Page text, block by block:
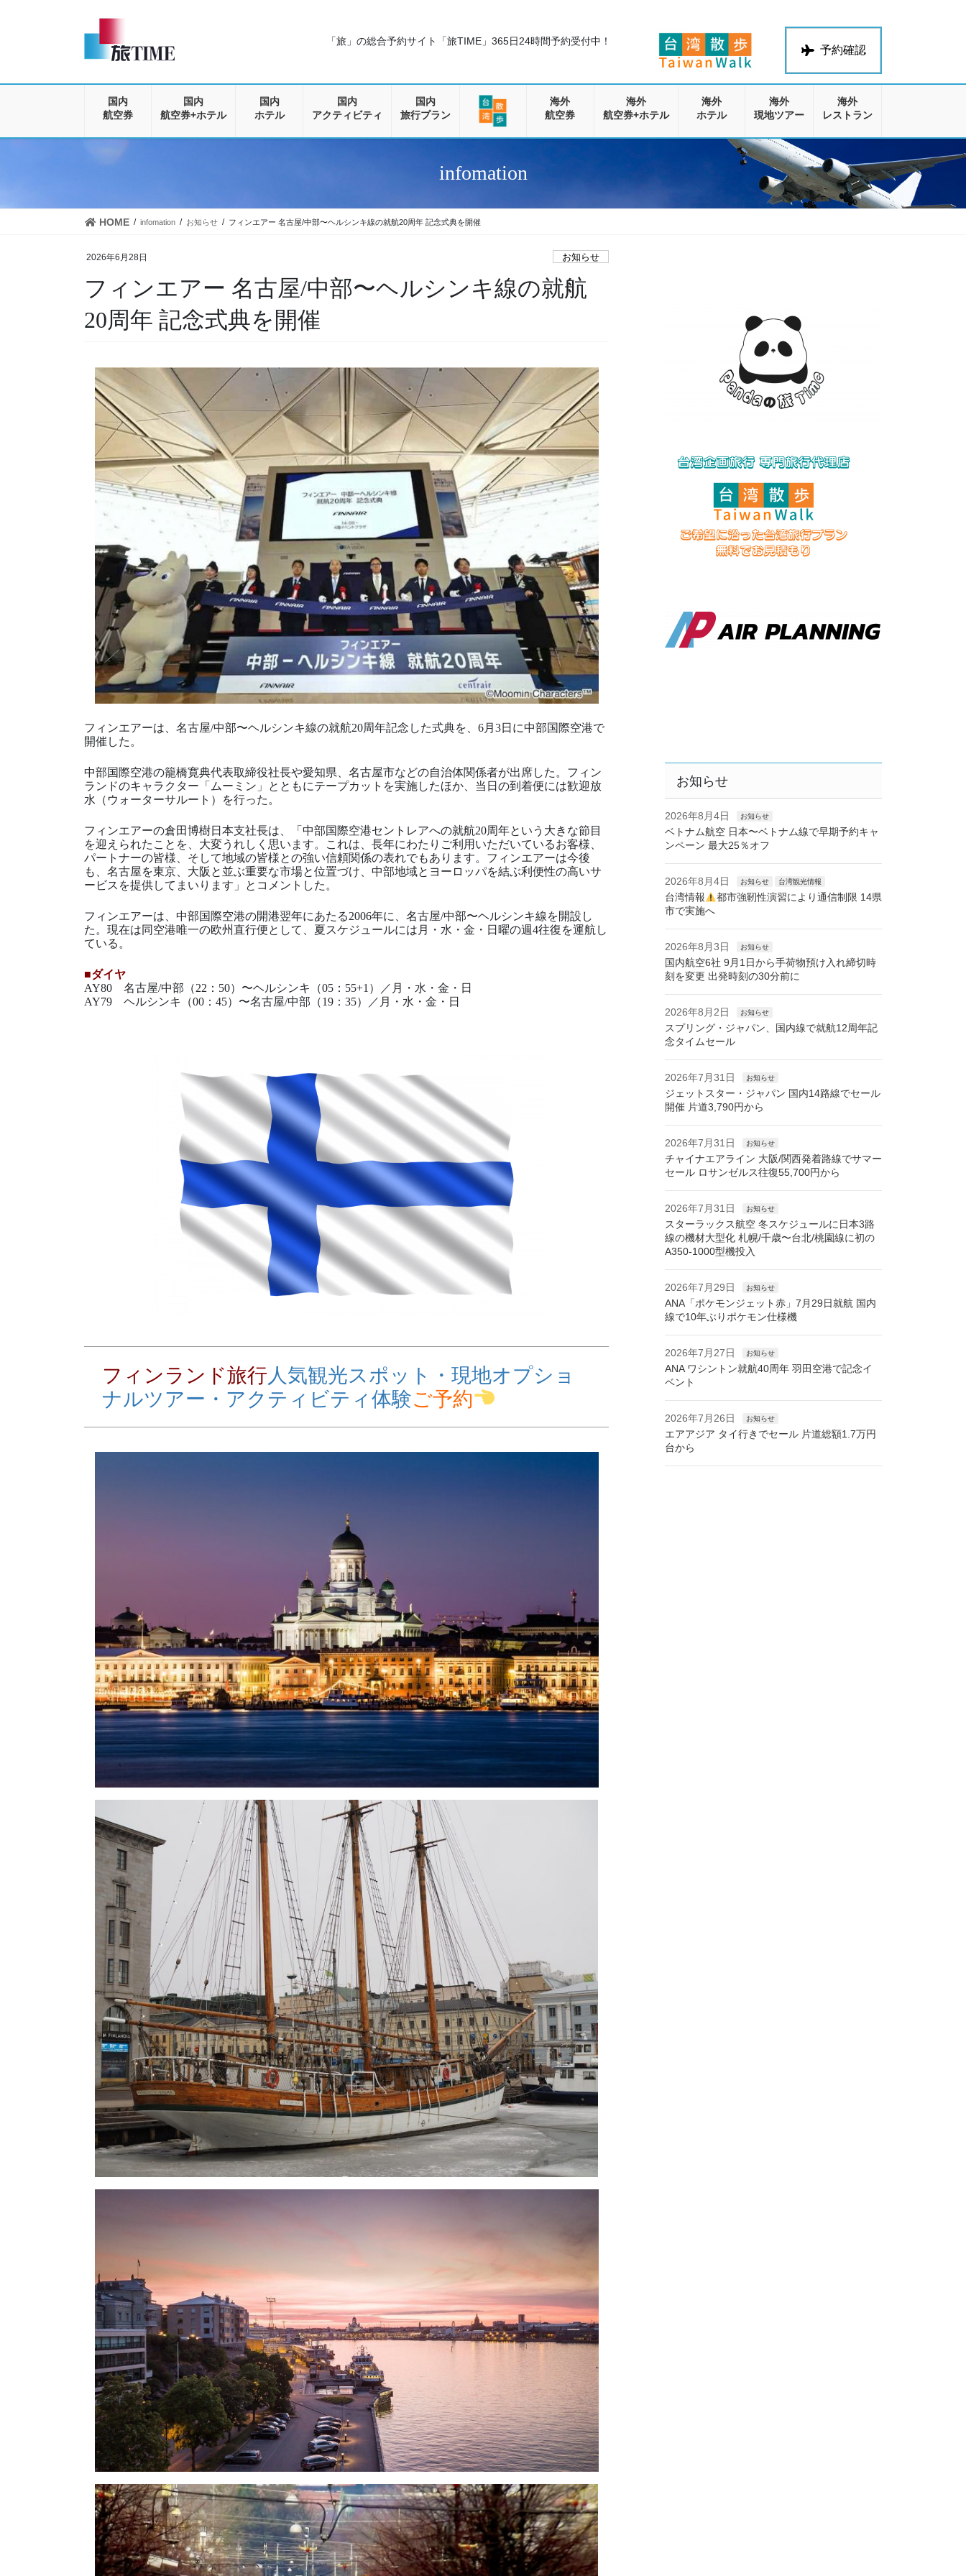
に
ョ
動
予約確認
「旅」の総合予約サイト「旅TIME」 365日24時間予約受付中！
国内
航空券
国内
航空券+ホテル
国内
ホテル
国内
アクティビティ
国内
旅行プラン
海外
航空券
海外
航空券+ホテル
海外
ホテル
海外
現地ツアー
海外
レストラン
infomation
HOME infomation お知らせ フィンエアー 名古屋/中部〜ヘルシンキ線の就航20周年 記念式典を開催
2026年6月28日 お知らせ
フィンエアー 名古屋/中部〜ヘルシンキ線の就航
20周年 記念式典を開催
フィンエアーは、名古屋/中部〜ヘルシンキ線の就航20周年記念した式典を、6月3日に中部国際空港で
開催した。
中部国際空港の籠橋寛典代表取締役社長や愛知県、名古屋市などの自治体関係者が出席した。フィン
ランドのキャラクター「ムーミン」とともにテープカットを実施したほか、当日の到着便には歓迎放
水（ウォーターサルート）を行った。
フィンエアーの倉田博樹日本支社長は、「中部国際空港セントレアへの就航20周年という大きな節目
を迎えられたことを、大変うれしく思います。これは、長年にわたりご利用いただいているお客様、
パートナーの皆様、そして地域の皆様との強い信頼関係の表れでもあります。フィンエアーは今後
も、名古屋を東京、大阪と並ぶ重要な市場と位置づけ、中部地域とヨーロッパを結ぶ利便性の高いサ
ービスを提供してまいります」とコメントした。
フィンエアーは、中部国際空港の開港翌年にあたる2006年に、名古屋/中部〜ヘルシンキ線を開設し
た。現在は同空港唯一の欧州直行便として、夏スケジュールには月・水・金・日曜の週4往復を運航し
ている。
■ダイヤ
AY80 名古屋/中部（22：50）〜ヘルシンキ（05：55+1）／月・水・金・日
AY79 ヘルシンキ（00：45）〜名古屋/中部（19：35）／月・水・金・日
フィンランド旅行人気観光スポット・現地オプショ
ナルツアー・アクティビティ体験ご予約
お知らせ
2026年8月4日 お知らせ
ベトナム航空 日本〜ベトナム線で早期予約キャ
ンペーン 最大25％オフ
2026年8月4日 お知らせ 台湾観光情報
台湾情報
都市強靭性演習により通信制限 14県
市で実施へ
2026年8月3日 お知らせ
国内航空6社 9月1日から手荷物預け入れ締切時
刻を変更 出発時刻の30分前に
2026年8月2日 お知らせ
スプリング・ジャパン、国内線で就航12周年記
念タイムセール
2026年7月31日 お知らせ
ジェットスター・ジャパン 国内14路線でセール
開催 片道3,790円から
2026年7月31日 お知らせ
チャイナエアライン 大阪/関西発着路線でサマー
セール ロサンゼルス往復55,700円から
2026年7月31日 お知らせ
スターラックス航空 冬スケジュールに日本3路
線の機材大型化 札幌/千歳〜台北/桃園線に初の
A350-1000型機投入
2026年7月29日 お知らせ
ANA「ポケモンジェット赤」7月29日就航 国内
線で10年ぶりポケモン仕様機
2026年7月27日 お知らせ
ANA ワシントン就航40周年 羽田空港で記念イ
ベント
2026年7月26日 お知らせ
エアアジア タイ行きでセール 片道総額1.7万円
台から